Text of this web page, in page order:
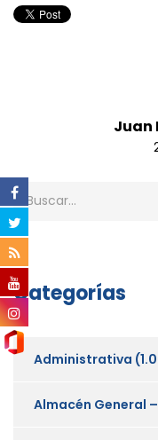
Juan
Categorías
Administrativa
Almacén General